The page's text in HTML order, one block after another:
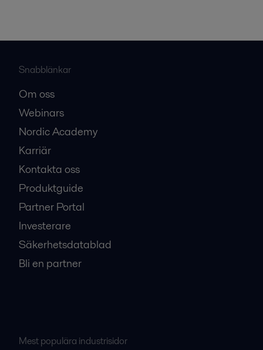
Snabblänkar
Om oss
Webinars
Nordic Academy
Karriär
Kontakta oss
Produktguide
Partner Portal
Investerare
Säkerhetsdatablad
Bli en partner
Mest populära industrisidor